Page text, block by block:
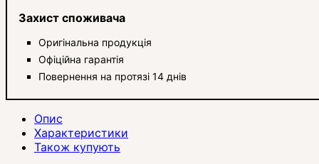
Захист споживача
Оригінальна продукція
Офіційна гарантія
Повернення на протязі 14 днів
Опис
Характеристики
Також купують